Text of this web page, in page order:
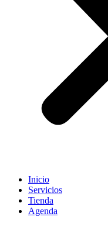
Inicio
Servicios
Tienda
Agenda